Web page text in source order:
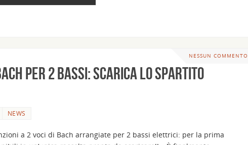
NESSUN COMMENTO
per 2 bassi: scarica lo spartito
NEWS
a 2 voci di Bach arrangiate per 2 bassi elettrici: per la prima